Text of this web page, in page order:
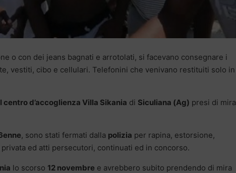
o con dei jeans bagnati e arrotolati, si facevano consegnare i
vestiti, cibo e cellulari. Telefonini che venivano restituiti solo in
centro d’accoglienza Villa Sikania di Siculiana (Ag) presi di mira
, sono stati fermati dalla polizia per rapina, estorsione,
ed atti persecutori, continuati ed in concorso.
lo scorso 12 novembre e avrebbero subito prendendo di mira